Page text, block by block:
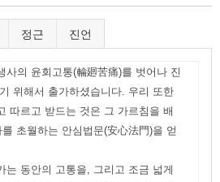
정근 진언
사의 윤회고통(輪廻苦痛)를 벗어나 진
위해서 출가하셨습니다. 우리 또한
따르고 받드는 것은 그 가르침을 배
초월하는 안심법문(安心法門)을 얻
는 동안의 고통을, 그리고 조금 넓게